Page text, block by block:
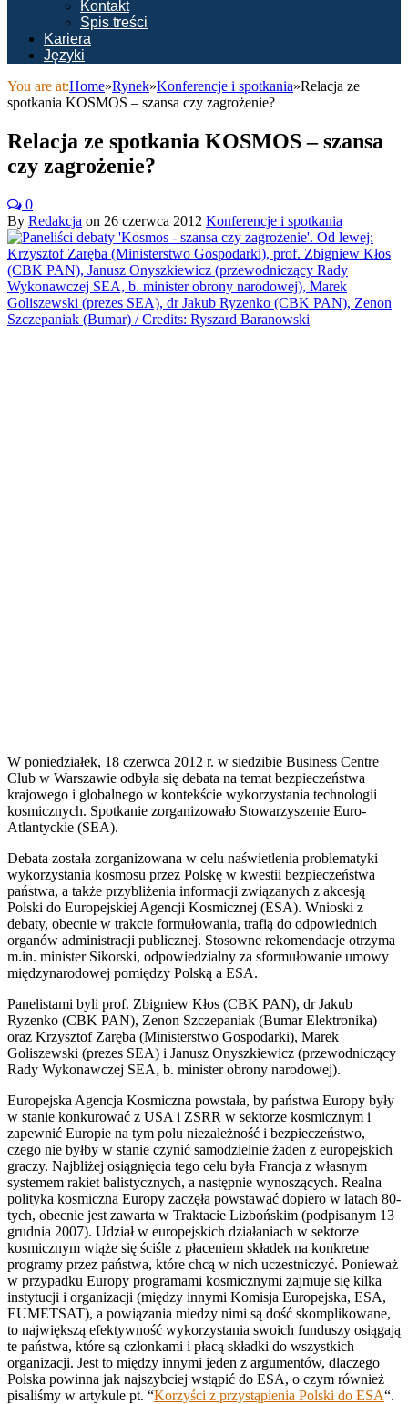
Kontakt
Spis treści
Kariera
Języki
You are at:Home»Rynek»Konferencje i spotkania»Relacja ze
spotkania KOSMOS – szansa czy zagrożenie?
Relacja ze spotkania KOSMOS – szansa
czy zagrożenie?
0
By Redakcja on 26 czerwca 2012 Konferencje i spotkania
W poniedziałek, 18 czerwca 2012 r. w siedzibie Business Centre
Club w Warszawie odbyła się debata na temat bezpieczeństwa
krajowego i globalnego w kontekście wykorzystania technologii
kosmicznych. Spotkanie zorganizowało Stowarzyszenie Euro-
Atlantyckie (SEA).
Debata została zorganizowana w celu naświetlenia problematyki
wykorzystania kosmosu przez Polskę w kwestii bezpieczeństwa
państwa, a także przybliżenia informacji związanych z akcesją
Polski do Europejskiej Agencji Kosmicznej (ESA). Wnioski z
debaty, obecnie w trakcie formułowania, trafią do odpowiednich
organów administracji publicznej. Stosowne rekomendacje otrzyma
m.in. minister Sikorski, odpowiedzialny za sformułowanie umowy
międzynarodowej pomiędzy Polską a ESA.
Panelistami byli prof. Zbigniew Kłos (CBK PAN), dr Jakub
Ryzenko (CBK PAN), Zenon Szczepaniak (Bumar Elektronika)
oraz Krzysztof Zaręba (Ministerstwo Gospodarki), Marek
Goliszewski (prezes SEA) i Janusz Onyszkiewicz (przewodniczący
Rady Wykonawczej SEA, b. minister obrony narodowej).
Europejska Agencja Kosmiczna powstała, by państwa Europy były
w stanie konkurować z USA i ZSRR w sektorze kosmicznym i
zapewnić Europie na tym polu niezależność i bezpieczeństwo,
czego nie byłby w stanie czynić samodzielnie żaden z europejskich
graczy. Najbliżej osiągnięcia tego celu była Francja z własnym
systemem rakiet balistycznych, a następnie wynoszących. Realna
polityka kosmiczna Europy zaczęła powstawać dopiero w latach 80-
tych, obecnie jest zawarta w Traktacie Lizbońskim (podpisanym 13
grudnia 2007). Udział w europejskich działaniach w sektorze
kosmicznym wiąże się ściśle z płaceniem składek na konkretne
programy przez państwa, które chcą w nich uczestniczyć. Ponieważ
w przypadku Europy programami kosmicznymi zajmuje się kilka
instytucji i organizacji (między innymi Komisja Europejska, ESA,
EUMETSAT), a powiązania miedzy nimi są dość skomplikowane,
to największą efektywność wykorzystania swoich funduszy osiągają
te państwa, które są członkami i płacą składki do wszystkich
organizacji. Jest to między innymi jeden z argumentów, dlaczego
Polska powinna jak najszybciej wstąpić do ESA, o czym również
pisaliśmy w artykule pt. “Korzyści z przystąpienia Polski do ESA“.